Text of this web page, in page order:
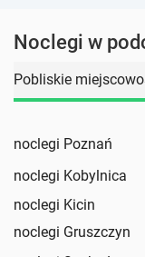
Noclegi w
Pobliskie
noclegi Poznań
noclegi Kobylnica
noclegi Kicin
noclegi Gruszczyn